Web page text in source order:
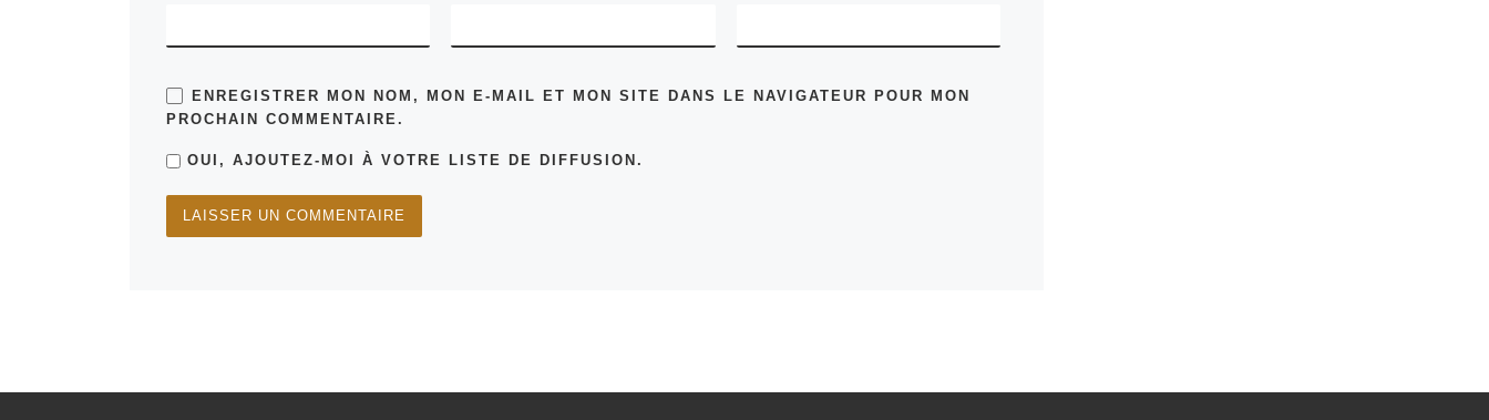
ENREGISTRER MON NOM, MON E-MAIL ET MON SITE DANS LE NAVIGATEUR POUR MON
PROCHAIN COMMENTAIRE.
OUI, AJOUTEZ-MOI À VOTRE LISTE DE DIFFUSION.